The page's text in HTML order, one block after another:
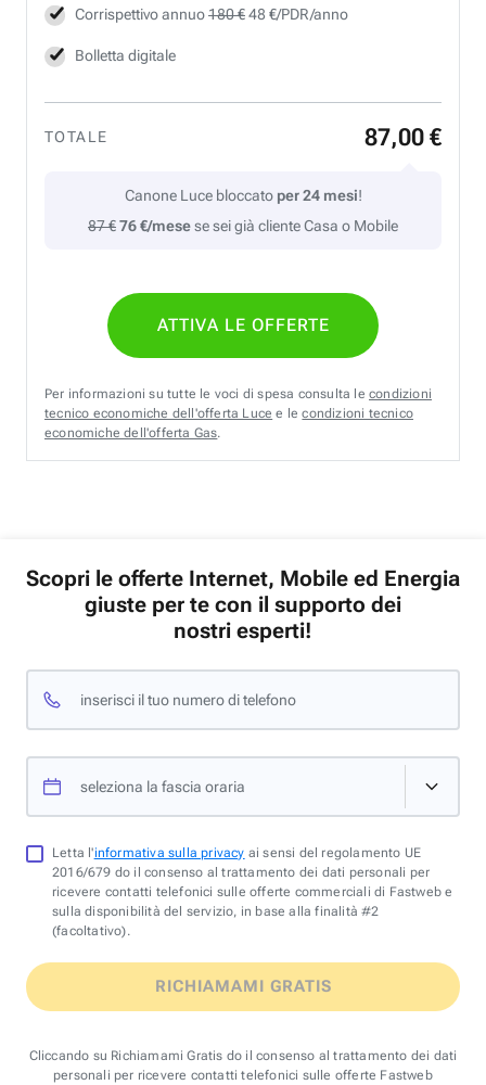
Corrispettivo annuo180 €48 €/PDR/anno
Bolletta digitale
TOTALE 87,00 €
Canone Luce bloccato per 24 mesi!
87 €76 €/mesese sei già cliente Casa o Mobile
ATTIVA LE OFFERTE
Per informazioni su tutte le voci di spesa consulta le condizioni
tecnico economiche dell'offerta Luce e lecondizioni tecnico
economiche dell'offerta Gas.
Scopri le offerte Internet, Mobile ed Energia
giuste per te con il supporto dei
nostri esperti!
inserisci il tuo numero di telefono
seleziona la fascia oraria
Letta l'informativa sulla privacy ai sensi del regolamento UE
2016/679 do il consenso al trattamento dei dati personali per
ricevere contatti telefonici sulle offerte commerciali di Fastweb e
sulla disponibilità del servizio, in base alla finalità #2
(facoltativo).
RICHIAMAMI GRATIS
Cliccando su Richiamami Gratis do il consenso al trattamento dei dati
personali per ricevere contatti telefonici sulle offerte Fastweb